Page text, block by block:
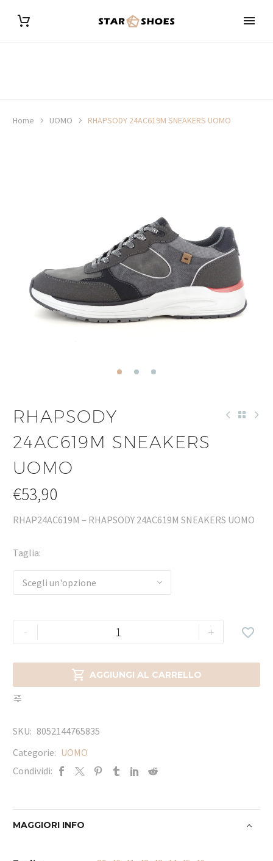
Home UOMO RHAPSODY 24AC619M SNEAKERS UOMO
RHAPSODY
24AC619M SNEAKERS
UOMO
€53,90
RHAP24AC619M – RHAPSODY 24AC619M SNEAKERS UOMO
Taglia
Scegli un'opzione
- +
 AGGIUNGI AL CARRELLO

SKU: 8052144765835
Categorie: UOMO
Condividi:
MAGGIORI INFO